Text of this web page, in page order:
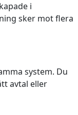
i
sker mot flera
system. Du
avtal eller